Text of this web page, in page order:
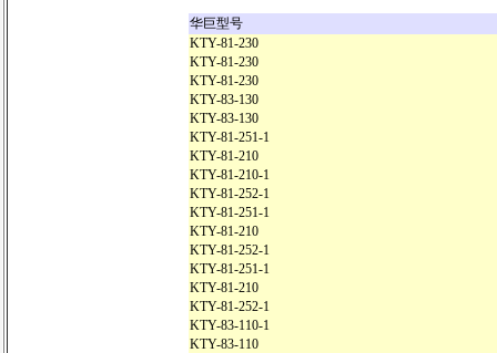
华巨型号
KTY-81-230
KTY-81-230
KTY-81-230
KTY-83-130
KTY-83-130
KTY-81-251-1
KTY-81-210
KTY-81-210-1
KTY-81-252-1
KTY-81-251-1
KTY-81-210
KTY-81-252-1
KTY-81-251-1
KTY-81-210
KTY-81-252-1
KTY-83-110-1
KTY-83-110